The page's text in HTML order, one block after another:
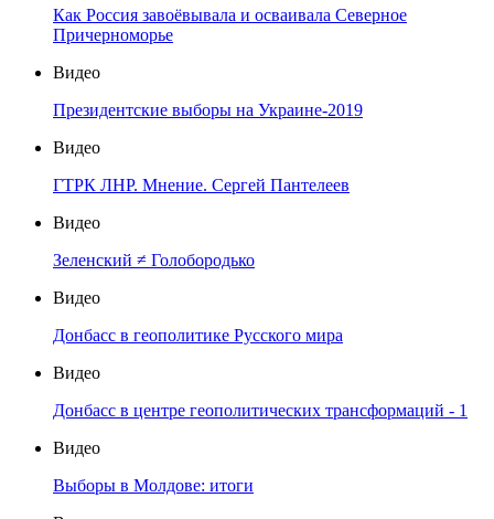
Как Россия завоёвывала и осваивала Северное
Причерноморье
Видео
Президентские выборы на Украине-2019
Видео
ГТРК ЛНР. Мнение. Сергей Пантелеев
Видео
Зеленский ≠ Голобородько
Видео
Донбасс в геополитике Русского мира
Видео
Донбасс в центре геополитических трансформаций - 1
Видео
Выборы в Молдове: итоги